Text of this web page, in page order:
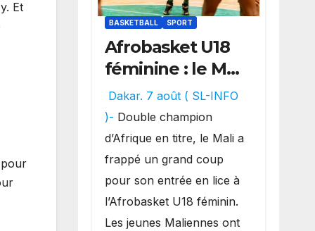
Et
pour
BASKETBALL SPORT
Afrobasket U18
féminine : le Mali
réalise un
véritable festival
offensif et
inflige une
lourde défaite
au Bénin.
Dakar. 7 août ( SL-INFO
)- Double champion
d’Afrique en titre, le Mali a
frappé un grand coup
pour son entrée en lice à
l’Afrobasket U18 féminin.
Les jeunes Maliennes ont